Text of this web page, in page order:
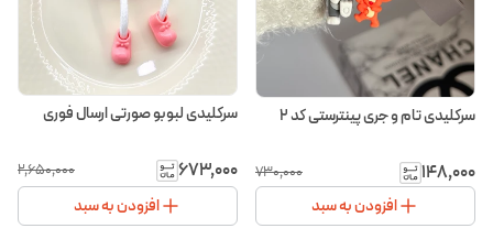
سرکلیدی تام و جری پینترستی کد ۲
۱۴۸٬۰۰۰ ۷۳۰٬۰۰۰
افزودن به سبد
سرکلیدی لبوبو صورتی ارسال فوری
۶۷۳٬۰۰۰ ۲٬۶۵۰٬۰۰۰
افزودن به سبد